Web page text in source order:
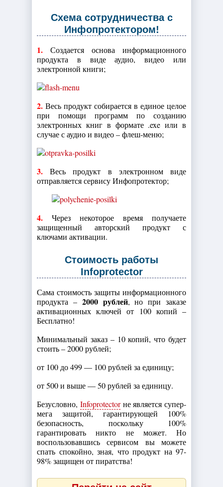
Схема сотрудничества с
Инфопротектором!
1. Создается основа информационного
продукта в виде аудио, видео или
электронной книги;
2. Весь продукт собирается в единое целое
при помощи программ по созданию
электронных книг в формате .exe или в
случае с аудио и видео – флеш-меню;
3. Весь продукт в электронном виде
отправляется сервису Инфопротектор;
4. Через некоторое время получаете
защищенный авторский продукт с
ключами активации.
Стоимость работы
Infoprotector
Сама стоимость защиты информационного
продукта – 2000 рублей, но при заказе
активационных ключей от 100 копий –
Бесплатно!
Минимальный заказ – 10 копий, что будет
стоить – 2000 рублей;
от 100 до 499 — 100 рублей за единицу;
от 500 и выше — 50 рублей за единицу.
Безусловно, Infoprotectorне является супер-
мега защитой, гарантирующей 100%
безопасность, поскольку 100%
гарантировать никто не может. Но
воспользовавшись сервисом вы можете
спать спокойно, зная, что продукт на 97-
98% защищен от пиратства!